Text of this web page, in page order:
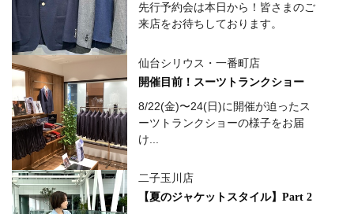
先行予約会は本日から！皆さまのご
来店をお待ちしております。
仙台シリウス・一番町店
開催目前！スーツトランクショー
8/22(金)〜24(日)に開催が迫ったス
ーツトランクショーの様子をお届
け...
二子玉川店
【夏のジャケットスタイル】Part 2